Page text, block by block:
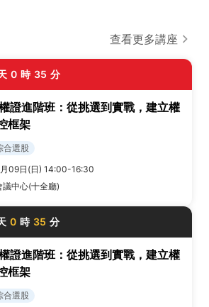
查看更多講座
0 時 35 分
證進階班：從挑選到實戰，建立權
框架
合選股
09日(日) 14:00-16:30
議中心(十全廳)
0 時 35 分
證進階班：從挑選到實戰，建立權
框架
合選股